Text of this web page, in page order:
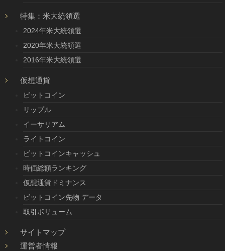
特集：米大統領選
2024年米大統領選
2020年米大統領選
2016年米大統領選
仮想通貨
ビットコイン
リップル
イーサリアム
ライトコイン
ビットコインキャッシュ
時価総額ランキング
仮想通貨ドミナンス
ビットコイン先物 データ
取引ボリューム
サイトマップ
運営者情報